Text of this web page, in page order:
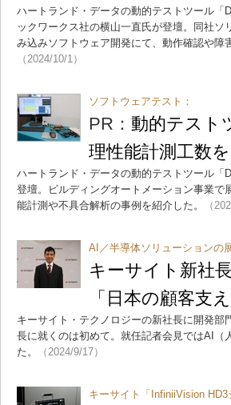
ハートランド・データの動的テストツール
ックワークス社の横山一直氏が登壇。同社
み込みソフトウェア開発にて、動作確認や
（2024/10/1）
ソフトウェアテスト：
PR： 動的テスト
理性能計測工数
ハートランド・データの動的テストツール
登壇。ビルディングオートメーション事業
能計測や不具合解析の事例を紹介した。
（
AI／半導体ソリューションの
キーサイト新社
「日本の顧客支
キーサイト・テクノロジーの新社長に開発
長に就くのは初めて。就任記者会見ではAI
た。
（2024/9/17）
キーサイト「InfiniiVision HD3